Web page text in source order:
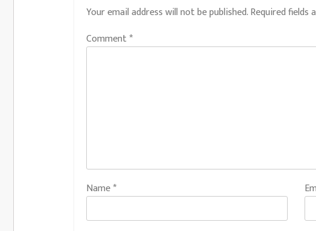
Your email address will not be published.Required fields
Comment*
Name*